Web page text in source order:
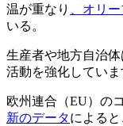
温が重なり
、オリ
いる。
生産者や地方自治
活動を強化していま
欧州連合（EU）の
新のデータによる